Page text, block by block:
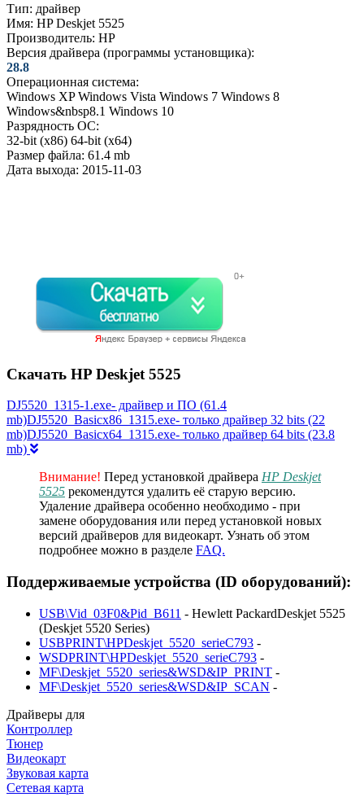
Тип: драйвер
Имя: HP Deskjet 5525
Производитель: HP
Версия драйвера (программы установщика):
28.8
Операционная система:
Windows XP Windows Vista Windows 7 Windows 8
Windows&nbsp8.1 Windows 10
Разрядность ОС:
32-bit (x86) 64-bit (x64)
Размер файла: 61.4 mb
Дата выхода: 2015-11-03
Скачать HP Deskjet 5525
DJ5520_1315-1.exe- драйвер и ПО (61.4
mb)DJ5520_Basicx86_1315.exe- только драйвер 32 bits (22
mb)DJ5520_Basicx64_1315.exe- только драйвер 64 bits (23.8
mb)
Внимание! Перед установкой драйвера HP Deskjet
5525 рекомендутся удалить её старую версию.
Удаление драйвера особенно необходимо - при
замене оборудования или перед установкой новых
версий драйверов для видеокарт. Узнать об этом
подробнее можно в разделе FAQ.
Поддерживаемые устройства (ID оборудований):
USB\Vid_03F0&Pid_B611 - Hewlett PackardDeskjet 5525
(Deskjet 5520 Series)
USBPRINT\HPDeskjet_5520_serieC793 -
WSDPRINT\HPDeskjet_5520_serieC793 -
MF\Deskjet_5520_series&WSD&IP_PRINT -
MF\Deskjet_5520_series&WSD&IP_SCAN -
Драйверы для
Контроллер
Тюнер
Видеокарт
Звуковая карта
Сетевая карта